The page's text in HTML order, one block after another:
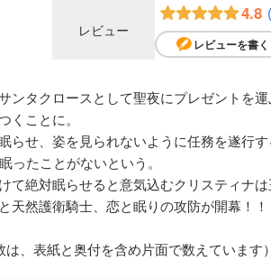
レビュー
4.8
レビューを書く
ンタクロースとして聖夜にプレゼントを
くことに。
らせ、姿を見られないように任務を遂
ったことがないという。
て絶対眠らせると意気込むクリスティナ
天然護衛騎士、恋と眠りの攻防が開幕！！
は、表紙と奥付を含め片面で数えています）